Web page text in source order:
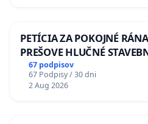
PETÍCIA ZA POKOJNÉ
PREŠOVE HLUČNÉ
LEN OD 9.00 DO 13.00
TÝŽDEŇ CIEĽ 8.00 – 18.00
KONTROLA STAVBY C-AREA
67 podpisov
67 Podpisy / 30 dni
2 Aug 2026